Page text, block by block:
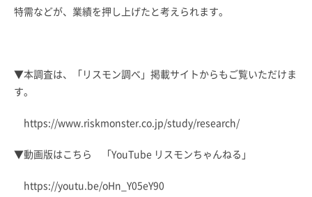
特需などが、業績を押し上げたと考えられます。
▼本調査は、「リスモン調べ」掲載サイトからもご覧いただけま
す。
https://www.riskmonster.co.jp/study/research/
▼動画版はこちら 「YouTube リスモンちゃんねる」
https://youtu.be/oHn_Y05eY90